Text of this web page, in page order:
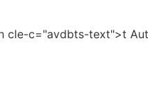
c="avdbts-text">t